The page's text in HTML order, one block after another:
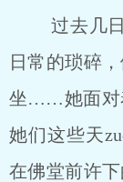
过去几日
日常的琐碎
坐……她面对
她们这些天
在佛堂前许